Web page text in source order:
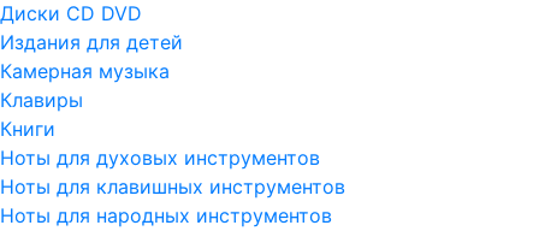
Диски CD DVD
Издания для детей
Камерная музыка
Клавиры
Книги
Ноты для духовых инструментов
Ноты для клавишных инструментов
Ноты для народных инструментов